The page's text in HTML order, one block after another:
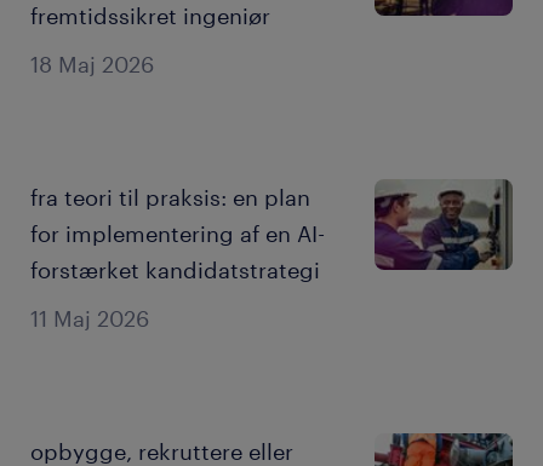
18 Maj 2026
fremtidssikret ingeniør
11 Maj 2026
fra teori til praksis: en plan
for implementering af en AI-
forstærket kandidatstrategi
opbygge, rekruttere eller